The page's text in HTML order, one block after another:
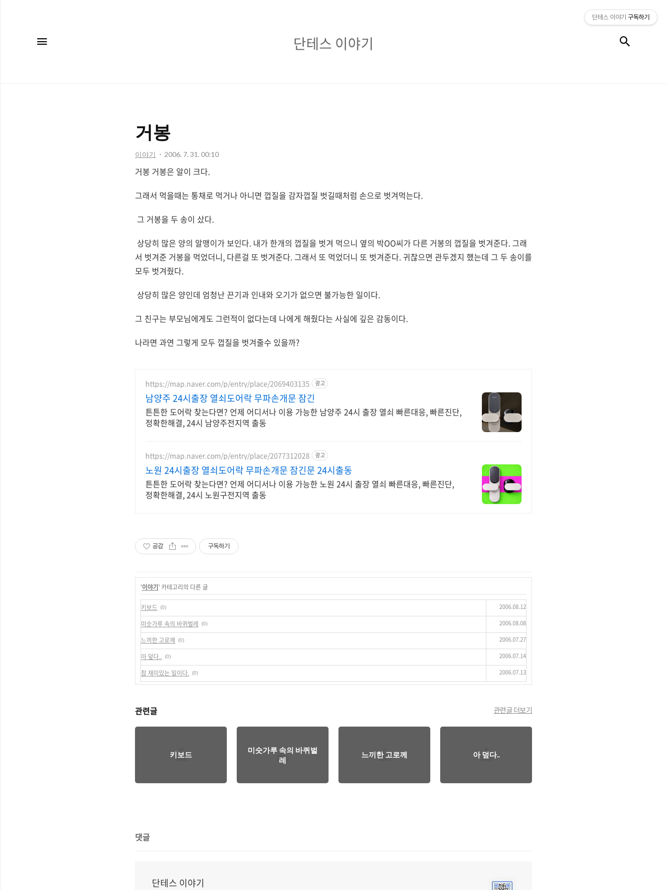
테
단테스 이야기
거봉
이야기 2006. 7. 31. 00:10
거봉 거봉은 알이 크다.
그래서 먹을때는 통채로 먹거나 아니면 껍질을 감자껍질 벗길때처럼 손으로 벗겨먹는다.
그 거봉을 두 송이 샀다.
상당히 많은 양의 알맹이가 보인다. 내가 한개의 껍질을 벗겨 먹으니 옆의 박OO씨가 다른 거봉의 껍질을 벗겨준다. 그래
서 벗겨준 거봉을 먹었더니, 다른걸 또 벗겨준다. 그래서 또 먹었더니 또 벗겨준다. 귀찮으면 관두겠지 했는데 그 두 송이를
모두 벗겨줬다.
상당히 많은 양인데 엄청난 끈기과 인내와 오기가 없으면 불가능한 일이다.
그 친구는 부모님에게도 그런적이 없다는데 나에게 해줬다는 사실에 깊은 감동이다.
나라면 과연 그렇게 모두 껍질을 벗겨줄수 있을까?
https://map.naver.com/p/entry/place/2069403135 광고
남양주 24시출장 열쇠도어락 무파손개문 잠긴
튼튼한 도어락 찾는다면? 언제 어디서나 이용 가능한 남양주 24시 출장 열쇠 빠른대응, 빠른진단,
정확한해결, 24시 남양주전지역 출동
https://map.naver.com/p/entry/place/2077312028 광고
노원 24시출장 열쇠도어락 무파손개문 잠긴문 24시출동
튼튼한 도어락 찾는다면? 언제 어디서나 이용 가능한 노원 24시 출장 열쇠 빠른대응, 빠른진단,
정확한해결, 24시 노원구전지역 출동
공감 구독하기
'이야기' 카테고리의 다른 글
키보드 (0) 2006.08.12
미숫가루 속의 바퀴벌레 (0) 2006.08.08
느끼한 고로께 (0) 2006.07.27
아 덮다.. (0) 2006.07.14
참 재미있는 일이다. (0) 2006.07.13
관련글 관련글 더보기
키보드
미숫가루 속의 바퀴벌
레
느끼한 고로께 아 덮다..
댓글
단테스 이야기
단테스 이야기 구독하기